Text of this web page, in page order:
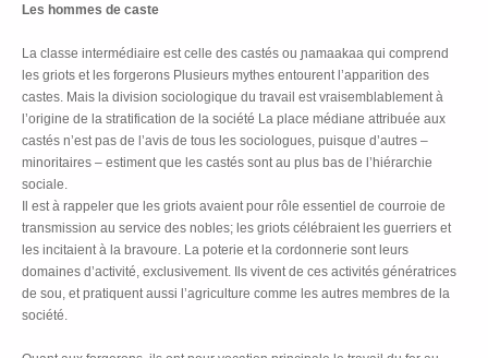
Les hommes de caste
La classe intermédiaire est celle des castés ou ɲamaakaa qui comprend
les griots et les forgerons Plusieurs mythes entourent l’apparition des
castes. Mais la division sociologique du travail est vraisemblablement à
l’origine de la stratification de la société La place médiane attribuée aux
castés n’est pas de l’avis de tous les sociologues, puisque d’autres –
minoritaires – estiment que les castés sont au plus bas de l’hiérarchie
sociale.
Il est à rappeler que les griots avaient pour rôle essentiel de courroie de
transmission au service des nobles; les griots célébraient les guerriers et
les incitaient à la bravoure. La poterie et la cordonnerie sont leurs
domaines d’activité, exclusivement. Ils vivent de ces activités génératrices
de sou, et pratiquent aussi l’agriculture comme les autres membres de la
société.